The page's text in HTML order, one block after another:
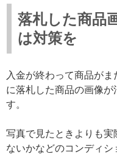
落札した商品
は対策を
入金が終わって商品が
に落札した商品の画像が
す。
写真で見たときよりも
ないかなどのコンディ